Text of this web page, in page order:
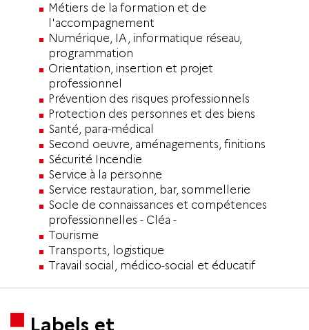
Métiers de la formation et de
l'accompagnement
Numérique, IA, informatique réseau,
programmation
Orientation, insertion et projet
professionnel
Prévention des risques professionnels
Protection des personnes et des biens
Santé, para-médical
Second oeuvre, aménagements, finitions
Sécurité Incendie
Service à la personne
Service restauration, bar, sommellerie
Socle de connaissances et compétences
professionnelles - Cléa -
Tourisme
Transports, logistique
Travail social, médico-social et éducatif
Labels et